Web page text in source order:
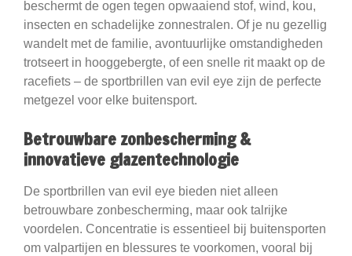
beschermt de ogen tegen opwaaiend stof, wind, kou,
insecten en schadelijke zonnestralen. Of je nu gezellig
wandelt met de familie, avontuurlijke omstandigheden
trotseert in hooggebergte, of een snelle rit maakt op de
racefiets – de sportbrillen van evil eye zijn de perfecte
metgezel voor elke buitensport.
Betrouwbare zonbescherming &
innovatieve glazentechnologie
De sportbrillen van evil eye bieden niet alleen
betrouwbare zonbescherming, maar ook talrijke
voordelen. Concentratie is essentieel bij buitensporten
om valpartijen en blessures te voorkomen, vooral bij